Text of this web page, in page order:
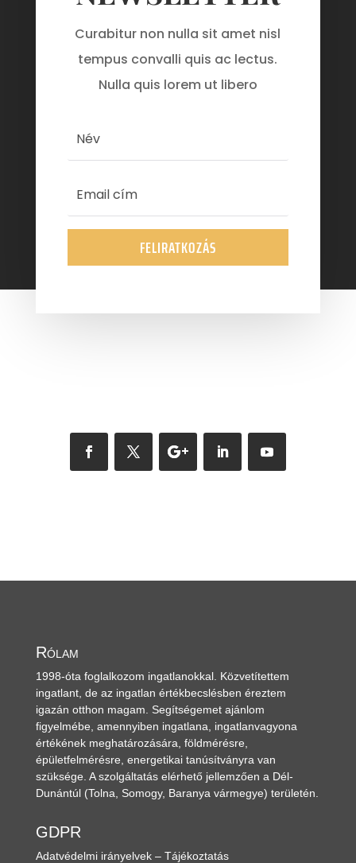
Curabitur non nulla sit amet nisl
tempus convalli quis ac lectus.
Nulla quis lorem ut libero
FELIRATKOZÁS
Rólam
1998-óta foglalkozom ingatlanokkal. Közvetítettem
ingatlant, de az ingatlan értékbecslésben éreztem
igazán otthon magam. Segítségemet ajánlom
figyelmébe, amennyiben ingatlana, ingatlanvagyona
értékének meghatározására, földmérésre,
épületfelmérésre, energetikai tanúsítványra van
szüksége. A szolgáltatás elérhető jellemzően a Dél-
Dunántúl (Tolna, Somogy, Baranya vármegye) területén.
GDPR
Adatvédelmi irányelvek – Tájékoztatás